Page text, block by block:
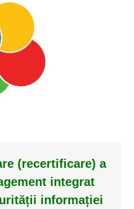
(recertificare) a
integrat
informației